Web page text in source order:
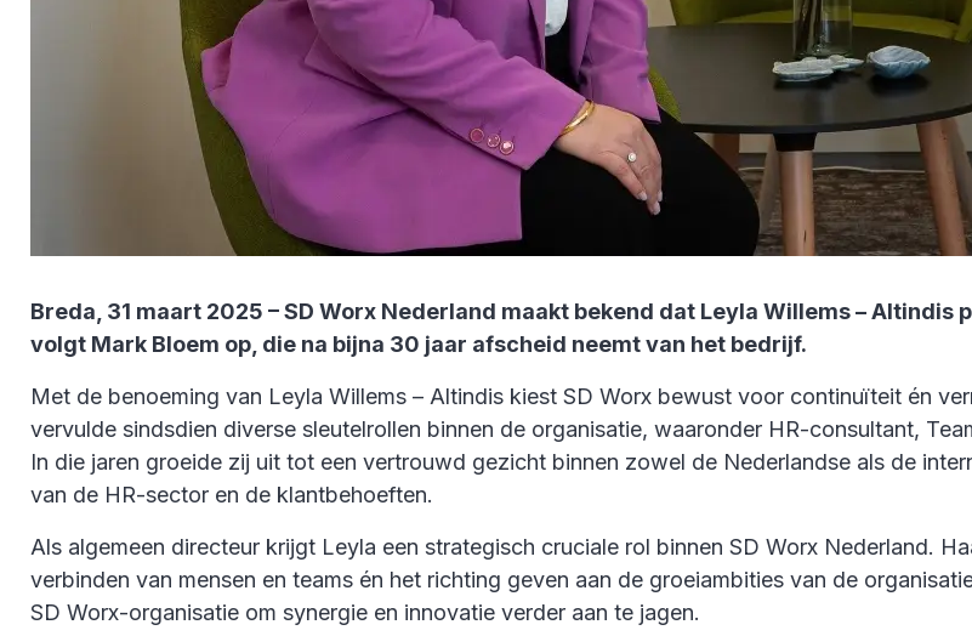
Breda, 31 maart 2025 – SD Worx Nederland maakt bekend dat Leyla Willems –
volgt Mark Bloem op, die na bijna 30 jaar afscheid neemt van het bedrijf.
Met de benoeming van Leyla Willems – Altindis kiest SD Worx bewust voor continuïteit én
vervulde sindsdien diverse sleutelrollen binnen de organisatie, waaronder HR-consultant,
In die jaren groeide zij uit tot een vertrouwd gezicht binnen zowel de Nederlandse als de
van de HR-sector en de klantbehoeften.
Als algemeen directeur krijgt Leyla een strategisch cruciale rol binnen SD Worx Nederland.
verbinden van mensen en teams én het richting geven aan de groeiambities van de
SD Worx-organisatie om synergie en innovatie verder aan te jagen.